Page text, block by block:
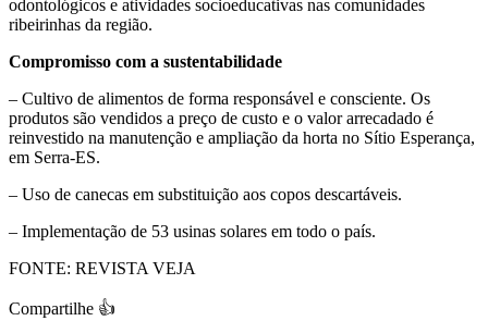
odontológicos e atividades socioeducativas nas comunidades
ribeirinhas da região.
Compromisso com a sustentabilidade
– Cultivo de alimentos de forma responsável e consciente. Os
produtos são vendidos a preço de custo e o valor arrecadado é
reinvestido na manutenção e ampliação da horta no Sítio Esperança,
em Serra-ES.
– Uso de canecas em substituição aos copos descartáveis.
– Implementação de 53 usinas solares em todo o país.
FONTE: REVISTA VEJA
Compartilhe 👍